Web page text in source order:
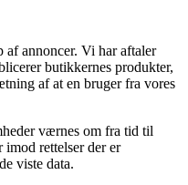
annoncer. Vi har aftaler
butikkernes produkter,
af at en bruger fra vores
værnes om fra tid til
rettelser der er
viste data.